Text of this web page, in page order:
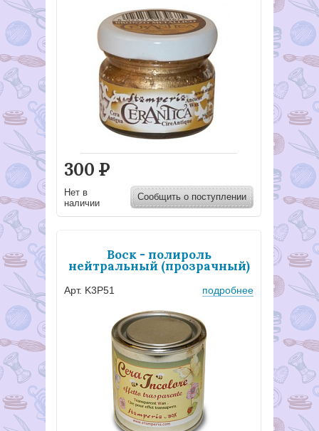
300 Р
Нет в
наличии
Сообщить о поступлении
Воск - полироль
нейтральный (прозрачный)
Арт. K3P51 подробнее